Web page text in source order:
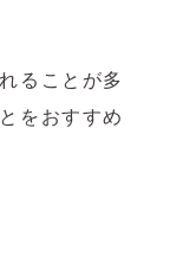
ることが多
をおすすめ